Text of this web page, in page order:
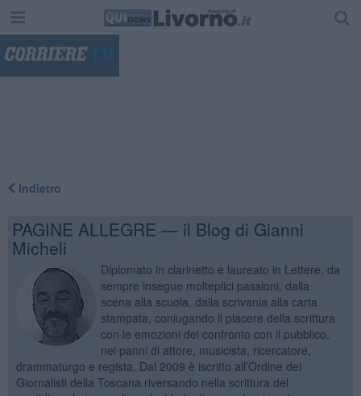
Indietro
PAGINE ALLEGRE — il Blog di Gianni
Micheli
Diplomato in clarinetto e laureato in Lettere, da
sempre insegue molteplici passioni, dalla
scena alla scuola, dalla scrivania alla carta
stampata, coniugando il piacere della scrittura
con le emozioni del confronto con il pubblico,
nei panni di attore, musicista, ricercatore,
drammaturgo e regista. Dal 2009 è iscritto all’Ordine dei
Giornalisti della Toscana riversando nella scrittura del